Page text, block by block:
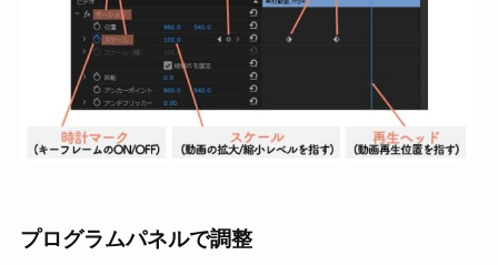
プログラムパネルで調整